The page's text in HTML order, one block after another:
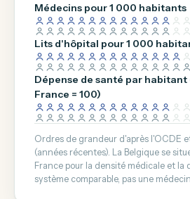
Médecins pour 1 000 habitants
Lits d'hôpital pour 1 000
Dépense de santé par habitant
France = 100)
Ordres de grandeur d'après l'OCDE
(années récentes). La Belgique se
France pour la densité médicale et la
système comparable, pas une